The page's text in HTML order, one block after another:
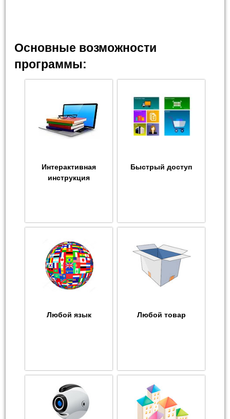
Основные возможности
программы:
Интерактивная
инструкция
Быстрый доступ
Любой язык Любой товар